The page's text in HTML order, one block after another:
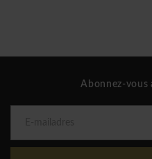
Abonnez-